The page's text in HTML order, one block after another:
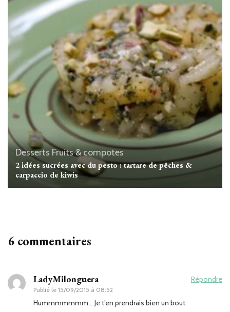
Desserts Fruits & compotes
2 idées sucrées avec du pesto : tartare de pêches &
carpaccio de kiwis
6 commentaires
LadyMilonguera
Publié le 15/09/2015 à 08:52
Répondre
Hummmmmmm… Je t’en prendrais bien un bout.